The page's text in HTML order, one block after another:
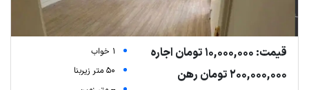
قیمت: 10,000,000 تومان اجاره
200,000,000 تومان رهن
1 خواب
50 متر زیربنا